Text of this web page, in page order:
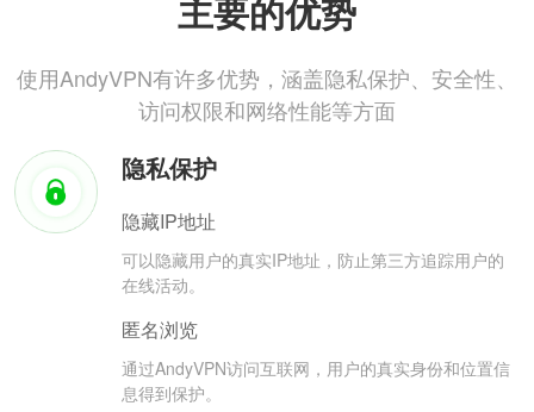
主要的优势
使用AndyVPN有许多优势，涵盖隐私保护、安全性、
访问权限和网络性能等方面
隐私保护
隐藏IP地址
可以隐藏用户的真实IP地址，防止第三方追踪用户的
在线活动。
匿名浏览
通过AndyVPN访问互联网，用户的真实身份和位置信
息得到保护。